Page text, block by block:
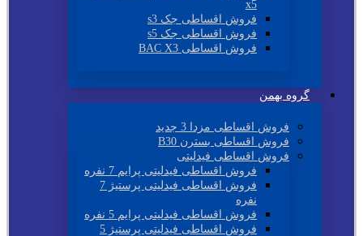
x5
فروش اقساطی جک s3
فروش اقساطی جک s5
فروش اقساطی BAC X3
گروه بهمن
فروش اقساطی مزدا 3 جدید
فروش اقساطی بسترن B30
فروش اقساطی فیدلیتی
فروش اقساطی فیدلیتی پرایم 7 نفره
فروش اقساطی فیدلیتی پرستیژ 7
نفره
فروش اقساطی فیدلیتی پرایم 5 نفره
فروش اقساطی فیدلیتی پرستیژ 5